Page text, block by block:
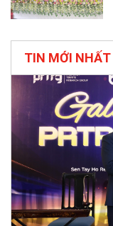
TIN MỚI NHẤT